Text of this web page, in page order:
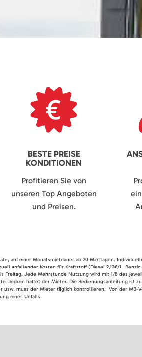
BESTE PREISE
KONDITIONEN
Profitieren Sie von
unseren Top Angeboten
und Preisen.
auf einer Monatsmietdauer ab 20 Miettagen.
anfallender Kosten für Kraftstoff (Diesel 2,12€/L,
Freitag. Jede Mehrstunde Nutzung wird mit 1/8 des
Decken haftet der Mieter. Die Bedienungsanleitung ist
muss der Mieter täglich kontrollieren. Von der MB-
eines Unfalls.